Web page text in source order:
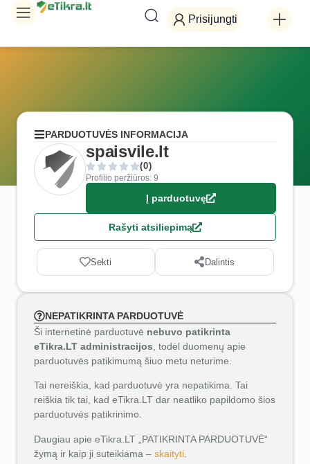
Prisijungti
PARDUOTUVĖS INFORMACIJA
spaisvile.lt
(0)
Profilio peržiūros: 9
Į parduotuvę
Rašyti atsiliepimą
Sekti Dalintis
NEPATIKRINTA PARDUOTUVĖ
Ši internetinė parduotuvė nebuvo patikrinta
eTikra.LT administracijos , todėl duomenų apie
parduotuvės patikimumą šiuo metu neturime.
Tai nereiškia, kad parduotuvė yra nepatikima. Tai
reiškia tik tai, kad eTikra.LT dar neatliko papildomo šios
parduotuvės patikrinimo.
Daugiau apie eTikra.LT „PATIKRINTA PARDUOTUVĖ“
žymą ir kaip ji suteikiama – skaityti